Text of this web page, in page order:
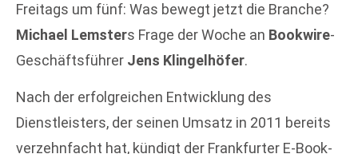
Freitags um fünf: Was bewegt jetzt die Branche?
Michael Lemsters Frage der Woche an Bookwire-
Geschäftsführer Jens Klingelhöfer.
Nach der erfolgreichen Entwicklung des
Dienstleisters, der seinen Umsatz in 2011 bereits
verzehnfacht hat, kündigt der Frankfurter E-Book-